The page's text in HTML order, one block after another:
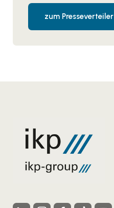
zum Presseverteiler